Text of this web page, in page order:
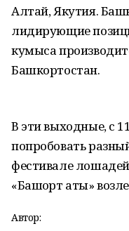
Алтай, Якутия.
лидирующие
кумыса
Башкортостан.
В эти выходные, с
попробовать
фестивале
«Башҡорт аты»
Автор: